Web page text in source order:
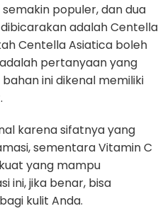
populer, dan dua
adalah Centella
Centella Asiatica boleh
pertanyaan yang
ini dikenal memiliki
karena sifatnya yang
sementara Vitamin C
yang mampu
ini, jika benar, bisa
kulit Anda.